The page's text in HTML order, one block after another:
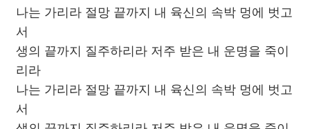
나는 가리라 절망 끝까지 내 육신의 속박 멍에 벗고
서
생의 끝까지 질주하리라 저주 받은 내 운명을 죽이
리라
나는 가리라 절망 끝까지 내 육신의 속박 멍에 벗고
서